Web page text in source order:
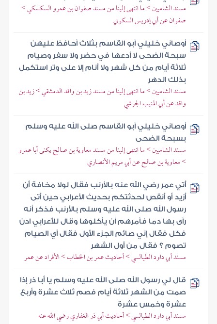
مسند الشاميين > ما انتهى إلينا من مسند صفوان بن عمرو السكسكي >
صفوان عن أبي إدريس السكوني
أوصاني خليلي أبو القاسم بثلاث أحافظ عليهن
سبحة الضحى لا أدعها في حضر ولا سفر وصيام
ثلاثة أيام من كل شهر ولا أنام إلا على وتر استكمل
بذلك الدهر
مسند الشاميين > ما انتهى إلينا من مسند زيد بن واقد الدمشقي > زيد بن
واقد عن أبي المنيب الجرشي
أوصاني خليلي أبو القاسم صلى الله عليه وسلم
بسبحة الضحى
مسند الشاميين > ما انتهى إلينا من مسند معاوية بن صالح يكنى أبا عمرو
> معاوية بن صالح عن أبي مريم الأنصاري
أتي عمر رضي الله عنه بالأرنب فقال لولا مخافة أن
أزيد أو أنقص لحدثتكم بحديث الأعرابي حين أتى
رسول الله صلى الله عليه وسلم بالأرنب فذكر أنه
رأى بها دما فأمرهم أن يأكلوها وقال للأعرابي ادن
فكل فقال إني صائم الجزء الأول فقال أي الصيام
تصوم ؟ فقال من أول الشهر
مسند أبي داود الطيالسي > أحاديث عمر بن الخطاب > الأفراد عن عمر
قال لي رسول الله صلى الله عليه وسلم يا أبا ذر إذا
صمت من الشهر ثلاثة أيام فصم ثلاث عشرة وأربع
عشرة وخمس عشرة
مسند أبي داود الطيالسي > أحاديث أبي ذر الغفاري رضي الله عنه